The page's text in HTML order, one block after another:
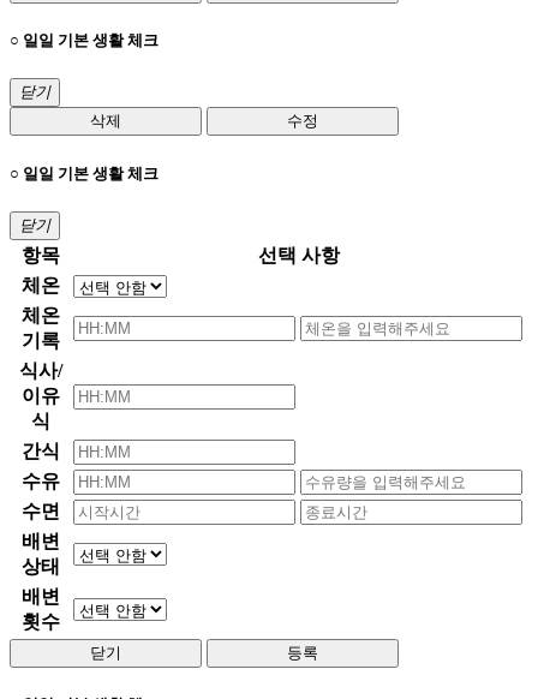
○ 일일 기본 생활 체크
닫기
삭제
수정
○ 일일 기본 생활 체크
닫기
항목
선택 사항
체온
체온
기록
식사/
이유
식
간식
수유
수면
배변
상태
배변
횟수
닫기 등록